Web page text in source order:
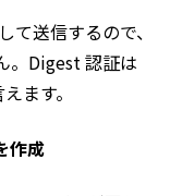
送信するので、
。Digest 認証は
ます。
作成